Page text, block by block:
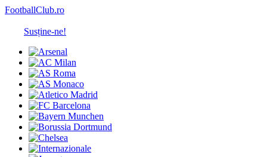
FootballClub.ro
Susține-ne!